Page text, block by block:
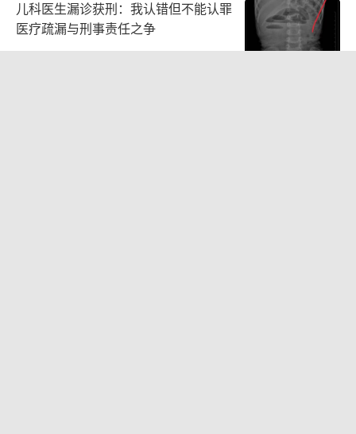
儿科医生漏诊获刑：我认错但不能认罪
医疗疏漏与刑事责任之争
2026-08-06 13:45:15